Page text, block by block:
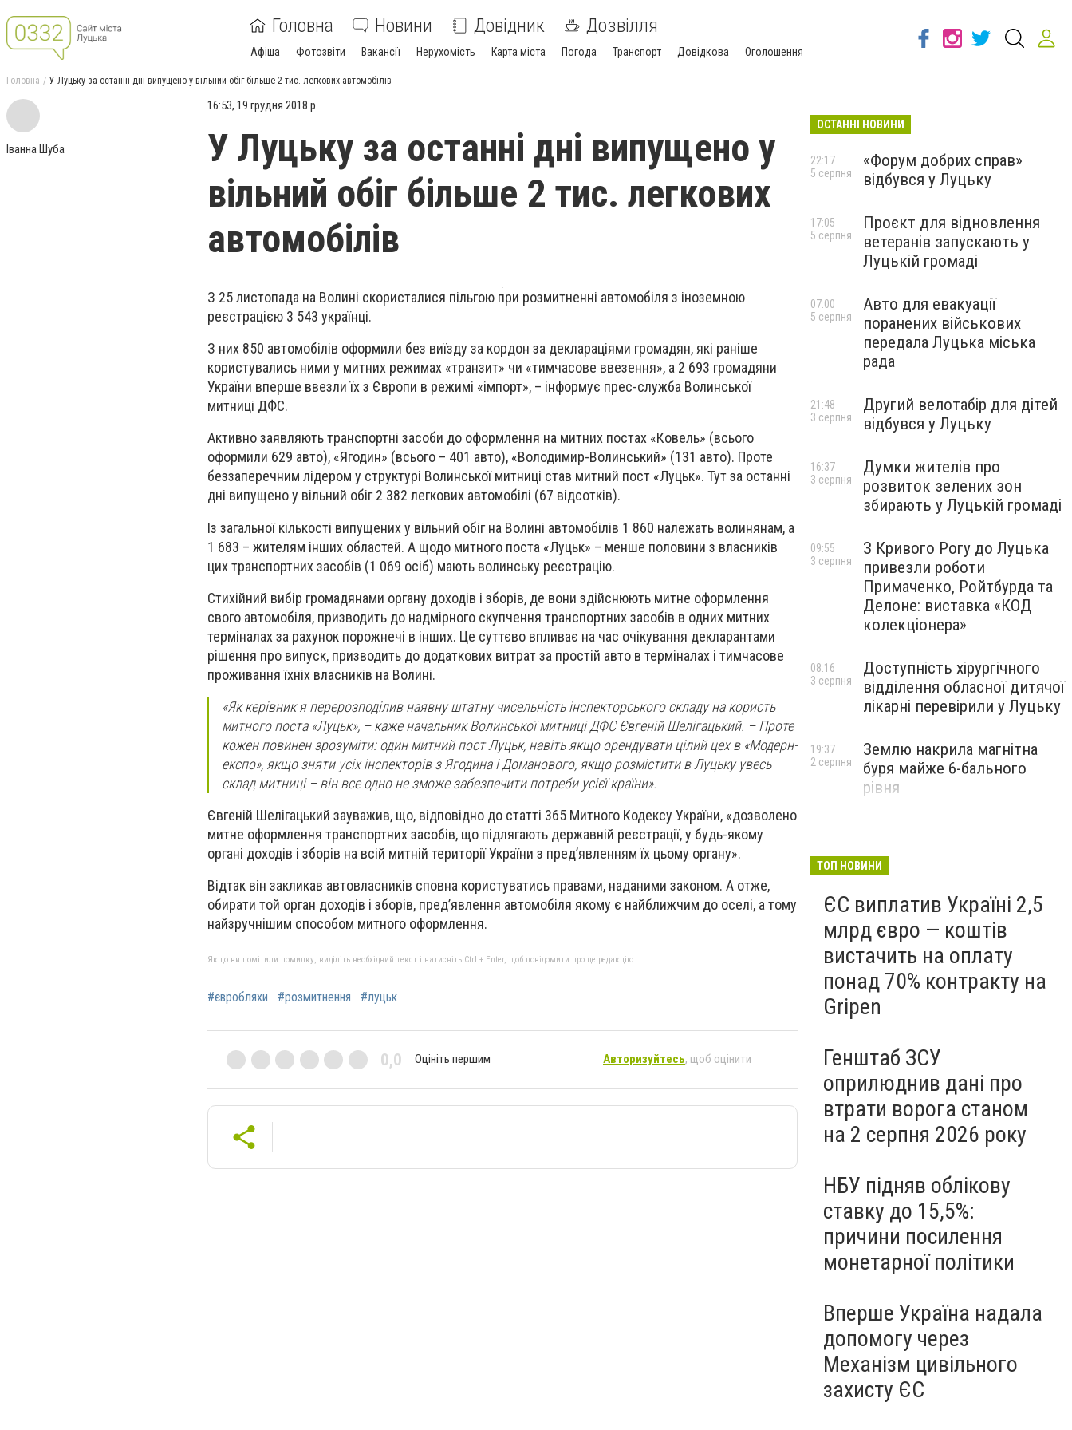
Головна Новини Довідник Дозвілля
Афіша Фотозвіти Вакансії Нерухомість Карта міста Погода Транспорт Довідкова Оголошення
Головна У Луцьку за останні дні випущено у вільний обіг більше 2 тис. легкових автомобілів
Іванна Шуба
16:53, 19 грудня 2018 р.
У Луцьку за останні дні випущено у
вільний обіг більше 2 тис. легкових
автомобілів
З 25 листопада на Волині скористалися пільгою при розмитненні автомобіля з іноземною
реєстрацією 3 543 українці.
З них 850 автомобілів оформили без виїзду за кордон за деклараціями громадян, які раніше
користувались ними у митних режимах «транзит» чи «тимчасове ввезення», а 2 693 громадяни
України вперше ввезли їх з Європи в режимі «імпорт», – інформує прес-служба Волинської
митниці ДФС.
Активно заявляють транспортні засоби до оформлення на митних постах «Ковель» (всього
оформили 629 авто), «Ягодин» (всього – 401 авто), «Володимир-Волинський» (131 авто). Проте
беззаперечним лідером у структурі Волинської митниці став митний пост «Луцьк». Тут за останні
дні випущено у вільний обіг2 382 легкових автомобілі (67 відсотків).
Із загальної кількості випущених у вільний обіг на Волині автомобілів 1 860 належать волинянам, а
1 683 – жителям інших областей. А щодо митного поста «Луцьк» – менше половини з власників
цих транспортних засобів (1 069 осіб) мають волинську реєстрацію.
Стихійний вибір громадянами органу доходів і зборів, де вони здійснюють митне оформлення
свого автомобіля, призводить до надмірного скупчення транспортних засобів в одних митних
терміналах за рахунок порожнечі в інших. Це суттєво впливає на час очікування декларантами
рішення про випуск, призводить до додаткових витрат за простій авто в терміналах і тимчасове
проживання їхніх власників на Волині.
«Як керівник я перерозподілив наявну штатну чисельність інспекторського складу на користь
митного поста «Луцьк», – каже начальник Волинської митниці ДФСЄвгеній Шелігацький. – Проте
кожен повинен зрозуміти: один митний пост Луцьк, навіть якщо орендувати цілий цех в «Модерн-
експо», якщо зняти усіх інспекторів з Ягодина і Доманового, якщо розмістити в Луцьку увесь
склад митниці – він все одно не зможе забезпечити потреби усієї країни».
Євгеній Шелігацький зауважив, що, відповідно до статті 365 Митного Кодексу України, «дозволено
митне оформлення транспортних засобів, що підлягають державній реєстрації, у будь-якому
органі доходів і зборів на всій митній території України з пред’явленням їх цьому органу».
Відтак він закликав автовласників сповна користуватись правами, наданими законом. А отже,
обирати той орган доходів і зборів, пред’явлення автомобіля якому є найближчим до оселі, а тому
найзручнішим способом митного оформлення.
Якщо ви помітили помилку, виділіть необхідний текст і натисніть Ctrl + Enter, щоб повідомити про це редакцію
#євробляхи #розмитнення #луцьк
0,0 Оцініть першим Авторизуйтесь, щоб оцінити
ОСТАННІ НОВИНИ
«Форум добрих справ»
відбувся у Луцьку
22:17
5 серпня
Проєкт для відновлення
ветеранів запускають у
Луцькій громаді
17:05
5 серпня
Авто для евакуації
поранених військових
передала Луцька міська
рада
07:00
5 серпня
Другий велотабір для дітей
відбувся у Луцьку
21:48
3 серпня
Думки жителів про
розвиток зелених зон
збирають у Луцькій громаді
16:37
3 серпня
З Кривого Рогу до Луцька
привезли роботи
Примаченко, Ройтбурда та
Делоне: виставка «КОД
колекціонера»
09:55
3 серпня
Доступність хірургічного
відділення обласної дитячої
лікарні перевірили у Луцьку
08:16
3 серпня
Землю накрила магнітна
буря майже 6-бального
рівня
19:37
2 серпня
ТОП НОВИНИ
ЄС виплатив Україні 2,5
млрд євро — коштів
вистачить на оплату
понад 70% контракту на
Gripen
Генштаб ЗСУ
оприлюднив дані про
втрати ворога станом
на 2 серпня 2026 року
НБУ підняв облікову
ставку до 15,5%:
причини посилення
монетарної політики
Вперше Україна надала
допомогу через
Механізм цивільного
захисту ЄС